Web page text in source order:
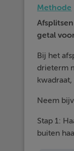
Methode
getal
Bij het
drieterm
Neem
Stap 1:
buiten